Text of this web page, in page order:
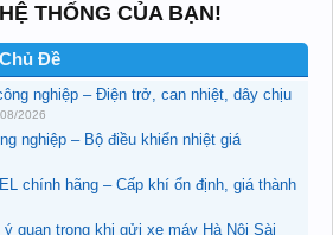
THỐNG CỦA BẠN!
Đề
nghiệp – Điện trở, can nhiệt, dây chịu
2026
nghiệp – Bộ điều khiển nhiệt giá
chính hãng – Cấp khí ổn định, giá thành
quan trọng khi gửi xe máy Hà Nội Sài